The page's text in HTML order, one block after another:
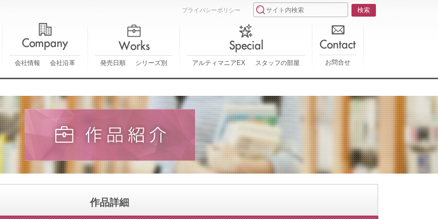
プライバシーポリシー
会社情報 会社沿革 発売日順 シリーズ別 アルティマニアEX スタッフの部屋 お問合せ
作品詳細